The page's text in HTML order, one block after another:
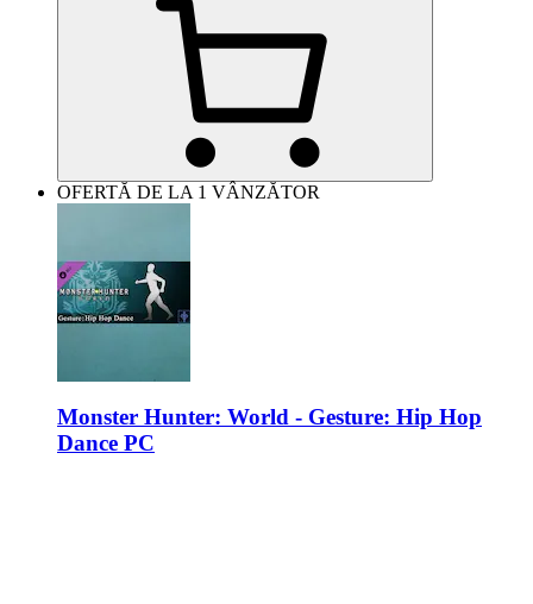
OFERTĂ DE LA 1 VÂNZĂTOR
Monster Hunter: World - Gesture: Hip Hop
Dance PC